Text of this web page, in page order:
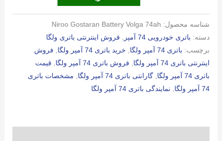
آمپر
شناسه محصول: Niroo Gostaran Battery Volga 74ah
دسته: باتری خودرویی 74 آمپر , فروش اینترنتی باتری ولگا
برچسب: باتری 74 آمپر ولگا , خرید باتری 74 آمپر ولگا , فروش
اینترنتی باتری 74 آمپر ولگا
, فروش باتری 74 آمپر ولگا , قیمت
باتری 74 آمپر ولگا
, گارانتی باتری 74 آمپر ولگا , مشخصات باتری
74 آمپر ولگا
, نمایندگی باتری 74 آمپر ولگا